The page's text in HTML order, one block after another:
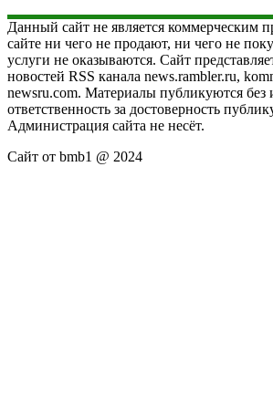
Данный сайт не является коммерческим
сайте ни чего не продают, ни чего не
услуги не оказываются. Сайт
новостей RSS канала news.rambler.ru,
newsru.com. Материалы публикуются без
ответственность за достоверность
Администрация сайта не несёт.
Сайт от bmb1 @ 2024